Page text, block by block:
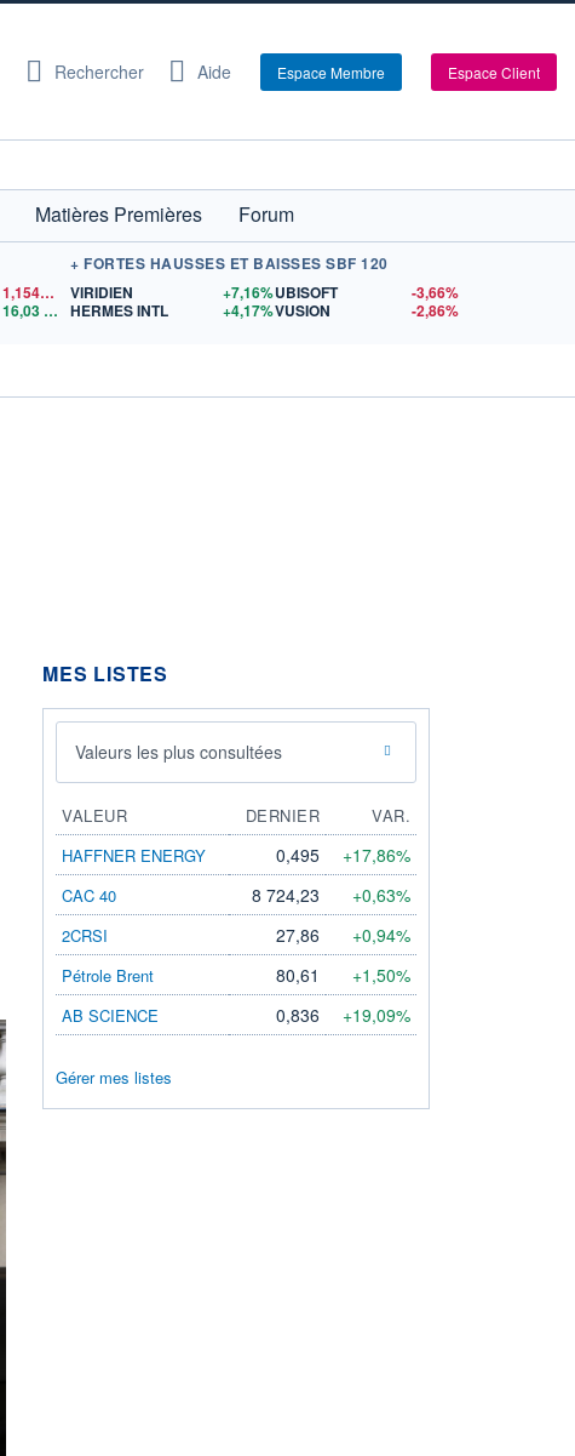
Rechercher Aide Espace Membre Espace Client
Matières Premières
Forum
1,1546$US
16,03
+ FORTES HAUSSES ET BAISSES SBF 120
VIRIDIEN
+7,16%
HERMES INTL
+4,17%
UBISOFT
-3,66%
VUSION
-2,86%
MES LISTES
Valeurs les plus consultées
VALEUR DERNIER
VAR.
HAFFNER ENERGY
0,495 +17,86%
CAC 40 8 724,23 +0,63%
2CRSI 27,86 +0,94%
Pétrole Brent 80,61 +1,50%
AB SCIENCE 0,836 +19,09%
Gérer mes listes